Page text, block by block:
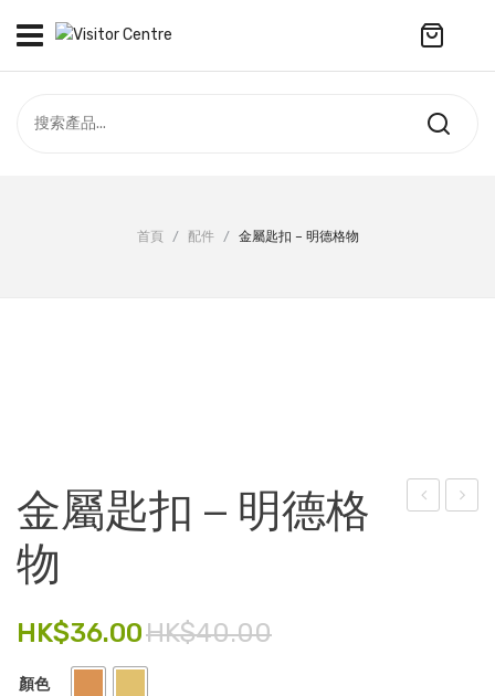
合作社
擺設
電子產品
時尚飾品
食品飲料
禮品套裝
首頁 / 配件 / 金屬匙扣 – 明德格物
金屬匙扣 – 明德格
物
HK$40.00
HK$36.00
顏色